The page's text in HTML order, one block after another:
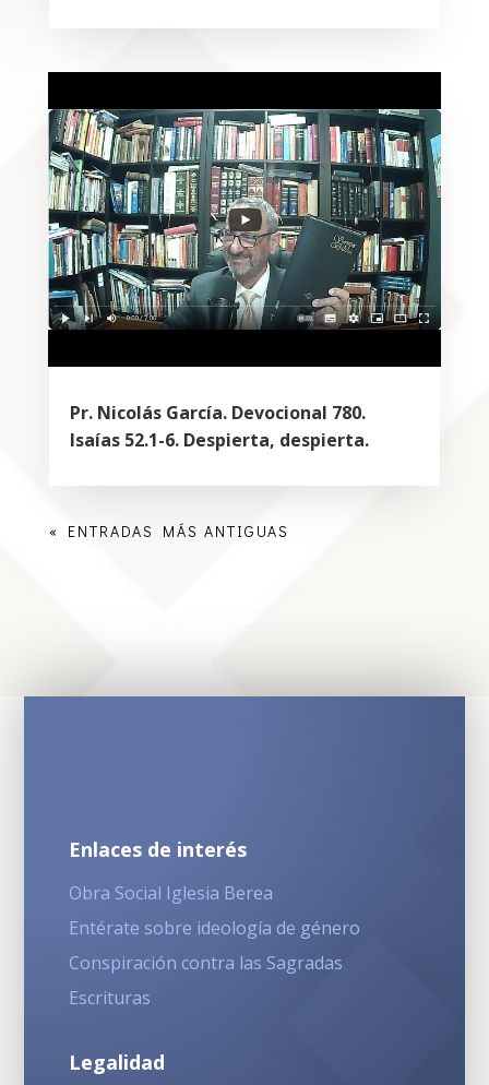
Pr. Nicolás García. Devocional 780.
Isaías 52.1-6. Despierta, despierta.
« ENTRADAS MÁS ANTIGUAS
Enlaces de interés
Obra Social Iglesia Berea
Entérate sobre ideología de género
Conspiración contra las Sagradas
Escrituras
Legalidad